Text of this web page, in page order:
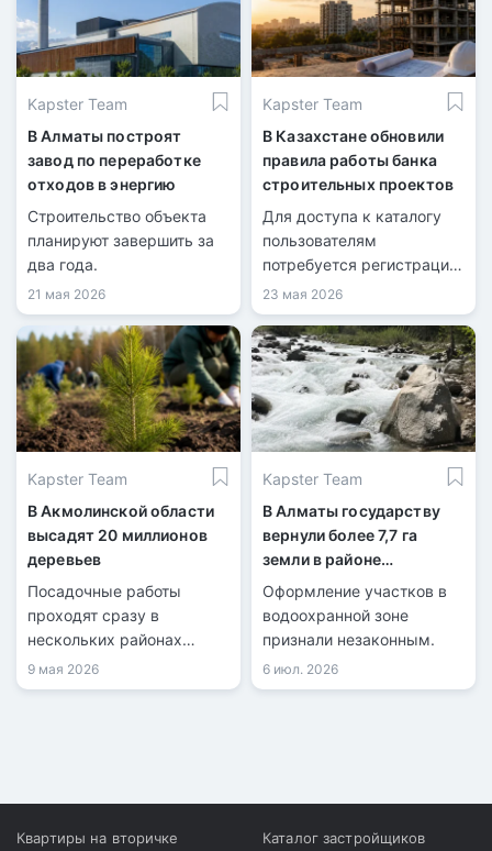
Kapster Team
В Алматы построят
завод по переработке
отходов в энергию
Строительство объекта
планируют завершить за
два года.
21 мая 2026
Kapster Team
В Казахстане обновили
правила работы банка
строительных проектов
Для доступа к каталогу
пользователям
потребуется регистрация
и ЭЦП.
23 мая 2026
Kapster Team
В Акмолинской области
высадят 20 миллионов
деревьев
Посадочные работы
проходят сразу в
нескольких районах
региона.
9 мая 2026
Kapster Team
В Алматы государству
вернули более 7,7 га
земли в районе
Бутаковки
Оформление участков в
водоохранной зоне
признали незаконным.
6 июл. 2026
Квартиры на вторичке Каталог застройщиков